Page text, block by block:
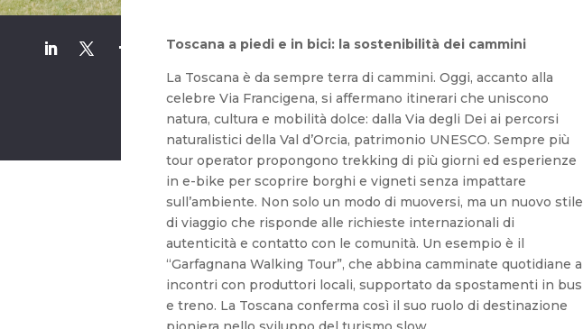
Toscana a piedi e in bici: la sostenibilità dei cammini
La Toscana è da sempre terra di cammini. Oggi, accanto alla
celebre Via Francigena, si affermano itinerari che uniscono
natura, cultura e mobilità dolce: dalla Via degli Dei ai percorsi
naturalistici della Val d’Orcia, patrimonio UNESCO. Sempre più
tour operator propongono trekking di più giorni ed esperienze
in e-bike per scoprire borghi e vigneti senza impattare
sull’ambiente. Non solo un modo di muoversi, ma un nuovo stile
di viaggio che risponde alle richieste internazionali di
autenticità e contatto con le comunità. Un esempio è il
“Garfagnana Walking Tour”, che abbina camminate quotidiane a
incontri con produttori locali, supportato da spostamenti in bus
e treno. La Toscana conferma così il suo ruolo di destinazione